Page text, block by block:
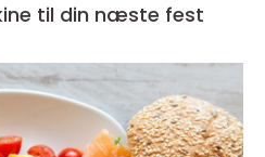
til din næste fest